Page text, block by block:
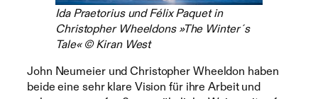
Ida Praetorius und Félix Paquet in
Christopher Wheeldons »The Winter´s
Tale« © Kiran West
John Neumeier und Christopher Wheeldon haben
beide eine sehr klare Vision für ihre Arbeit und